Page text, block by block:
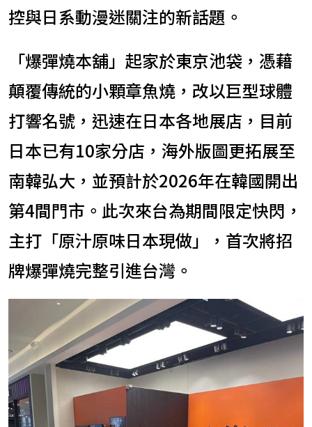
控與日系動漫迷關注的新話題。
「爆彈燒本舖」起家於東京池袋，憑藉
顛覆傳統的小顆章魚燒，改以巨型球體
打響名號，迅速在日本各地展店，目前
日本已有10家分店，海外版圖更拓展至
南韓弘大，並預計於2026年在韓國開出
第4間門市。此次來台為期間限定快閃，
主打「原汁原味日本現做」，首次將招
牌爆彈燒完整引進台灣。